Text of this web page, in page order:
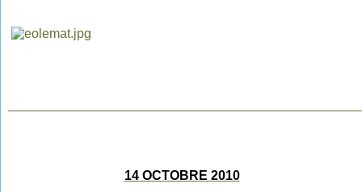
14 OCTOBRE 2010